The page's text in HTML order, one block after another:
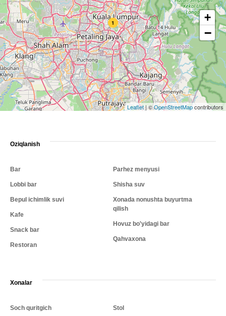
1 +
−
Leaflet|©OpenStreetMapcontributors
Oziqlanish
Bar
Lobbi bar
Bepul ichimlik suvi
Kafe
Snack bar
Restoran
Parhez menyusi
Shisha suv
Xonada nonushta buyurtma
qilish
Hovuz bo'yidagi bar
Qahvaxona
Xonalar
Soch quritgich Stol